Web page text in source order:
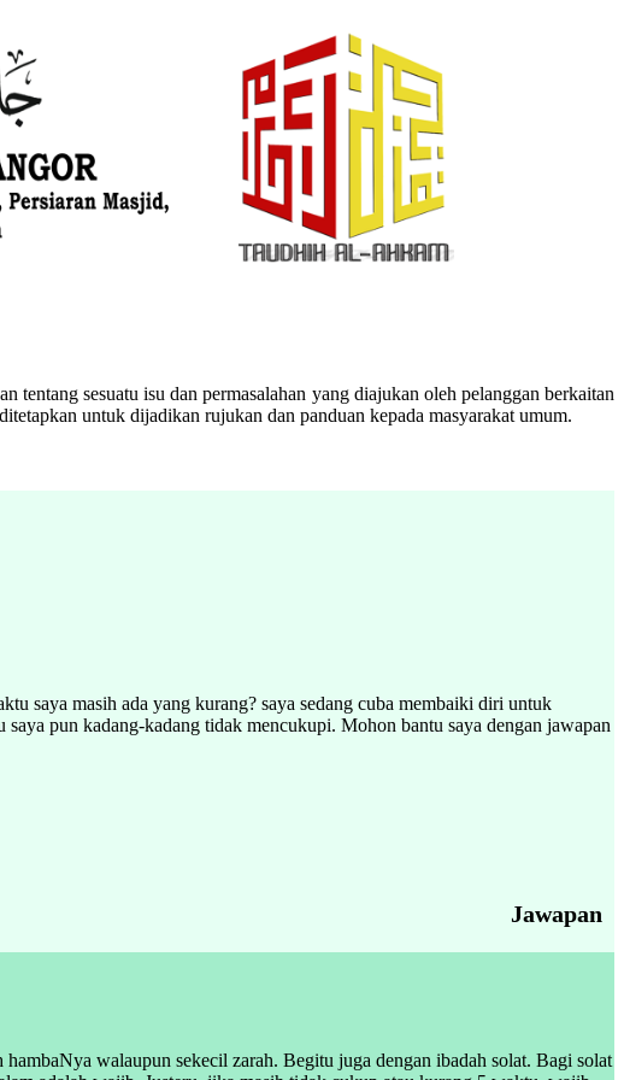
sesuatu isu dan permasalahan yang diajukan oleh pelanggan berkaitan
untuk dijadikan rujukan dan panduan kepada masyarakat umum.
saya masih ada yang kurang? saya sedang cuba membaiki diri untuk
pun kadang-kadang tidak mencukupi. Mohon bantu saya dengan jawapan
Jawapan
walaupun sekecil zarah. Begitu juga dengan ibadah solat. Bagi solat